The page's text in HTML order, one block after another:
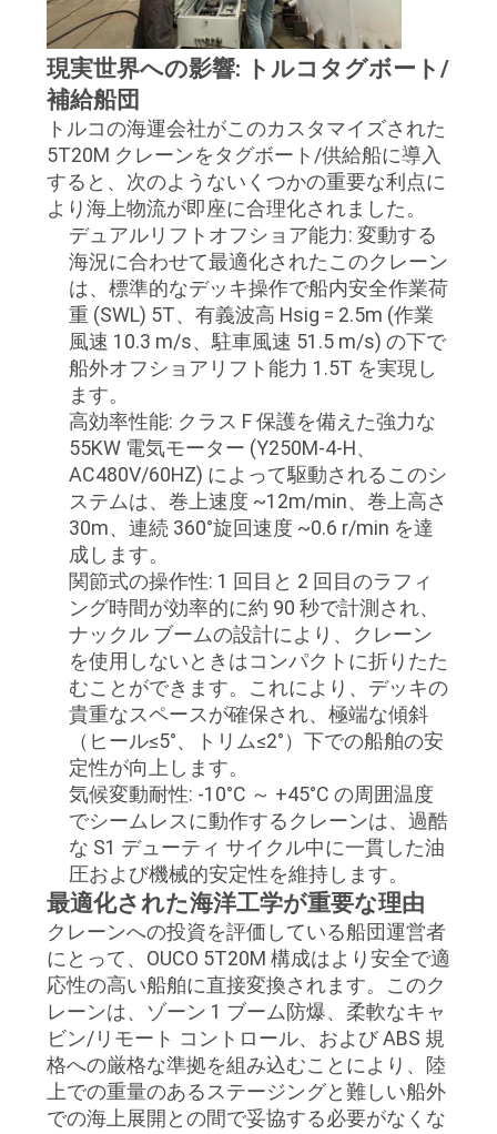
SITEMAP
現実世界への影響: トルコタグボート/
補給船団
トルコの海運会社がこのカスタマイズされた
5T20M クレーンをタグボート/供給船に導入
すると、次のようないくつかの重要な利点に
より海上物流が即座に合理化されました。
デュアルリフトオフショア能力: 変動する
海況に合わせて最適化されたこのクレーン
は、標準的なデッキ操作で船内安全作業荷
重 (SWL) 5T、有義波高 Hsig = 2.5m (作業
風速 10.3 m/s、駐車風速 51.5 m/s) の下で
船外オフショアリフト能力 1.5T を実現し
ます。
高効率性能: クラス F 保護を備えた強力な
55KW 電気モーター (Y250M-4-H、
AC480V/60HZ) によって駆動されるこのシ
ステムは、巻上速度 ~12m/min、巻上高さ
30m、連続 360°旋回速度 ~0.6 r/min を達
成します。
関節式の操作性: 1 回目と 2 回目のラフィ
ング時間が効率的に約 90 秒で計測され、
ナックル ブームの設計により、クレーン
を使用しないときはコンパクトに折りたた
むことができます。これにより、デッキの
貴重なスペースが確保され、極端な傾斜
（ヒール≤5°、トリム≤2°）下での船舶の安
定性が向上します。
気候変動耐性: -10°C ～ +45°C の周囲温度
でシームレスに動作するクレーンは、過酷
な S1 デューティ サイクル中に一貫した油
圧および機械的安定性を維持します。
最適化された海洋工学が重要な理由
クレーンへの投資を評価している船団運営者
にとって、OUCO 5T20M 構成はより安全で適
応性の高い船舶に直接変換されます。このク
レーンは、ゾーン 1 ブーム防爆、柔軟なキャ
ビン/リモート コントロール、および ABS 規
格への厳格な準拠を組み込むことにより、陸
上での重量のあるステージングと難しい船外
での海上展開との間で妥協する必要がなくな